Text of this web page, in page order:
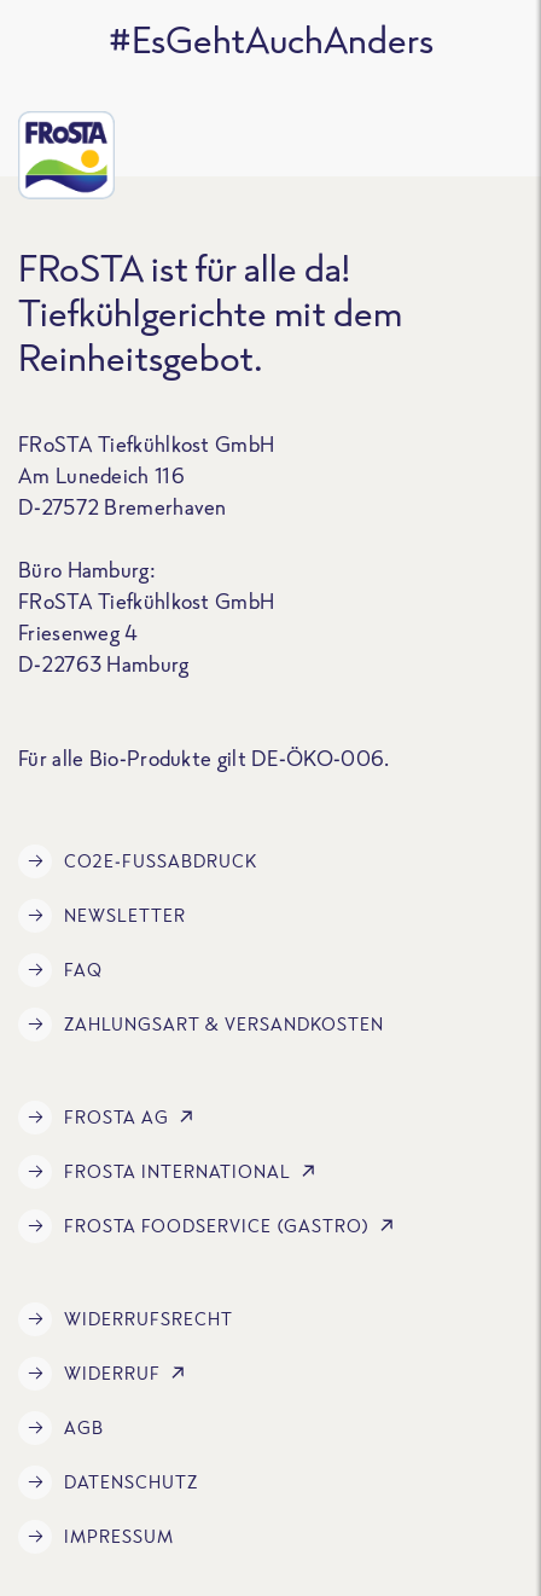
#EsGehtAuchAnders
FRoSTA ist für alle da!
Tiefkühlgerichte mit dem
Reinheitsgebot.
FRoSTA Tiefkühlkost GmbH
Am Lunedeich 116
D-27572 Bremerhaven
Büro Hamburg:
FRoSTA Tiefkühlkost GmbH
Friesenweg 4
D-22763 Hamburg
Für alle Bio-Produkte gilt DE-ÖKO-006.
CO2E-FUSSABDRUCK
NEWSLETTER
FAQ
ZAHLUNGSART & VERSANDKOSTEN
FROSTA AG
FROSTA INTERNATIONAL
FROSTA FOODSERVICE (GASTRO)
WIDERRUFSRECHT
WIDERRUF
AGB
DATENSCHUTZ
IMPRESSUM